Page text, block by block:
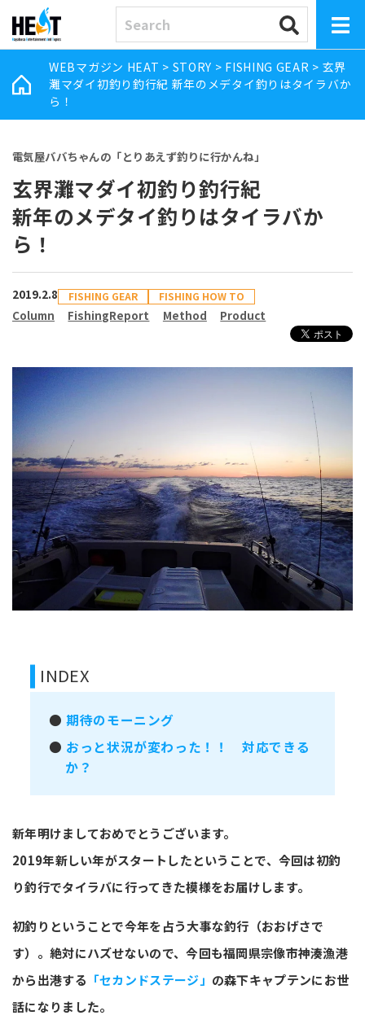
WEBマガジン HEAT > STORY > FISHING GEAR > 玄界
灘マダイ初釣り釣行紀 新年のメデタイ釣りはタイラバか
ら！
電気屋ババちゃんの「とりあえず釣りに行かんね」
玄界灘マダイ初釣り釣行紀
新年のメデタイ釣りはタイラバか
ら！
2019.2.8 FISHING GEAR FISHING HOW TO
Column FishingReport Method Product
INDEX
●期待のモーニング
● おっと状況が変わった！！ 対応できる
か？
新年明けましておめでとうございます。
2019年新しい年がスタートしたということで、今回は初釣
り釣行でタイラバに行ってきた模様をお届けします。
初釣りということで今年を占う大事な釣行（おおげさで
す）。絶対にハズせないので、今回も福岡県宗像市神湊漁港
から出港する 「セカンドステージ」 の森下キャプテンにお世
話になりました。